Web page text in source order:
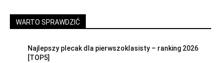
WARTO SPRAWDZIĆ
Najlepszy plecak dla pierwszoklasisty – ranking 2026
[TOP5]